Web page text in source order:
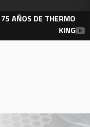
AÑOS DE THERMO
KING